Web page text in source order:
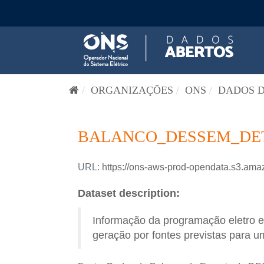
ORGANIZAÇÕES ONS DADOS
URL: https://ons-aws-prod-
Dataset description:
Informação da programação eletro
geração por fontes previstas para